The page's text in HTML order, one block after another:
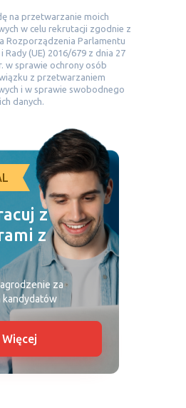
na przetwarzanie moich
w celu rekrutacji zgodnie z
Rozporządzenia Parlamentu
Rady (UE) 2016/679 z dnia 27
w sprawie ochrony osób
z przetwarzaniem
i w sprawie swobodnego
danych.
z
z
za
kandydatów
Więcej